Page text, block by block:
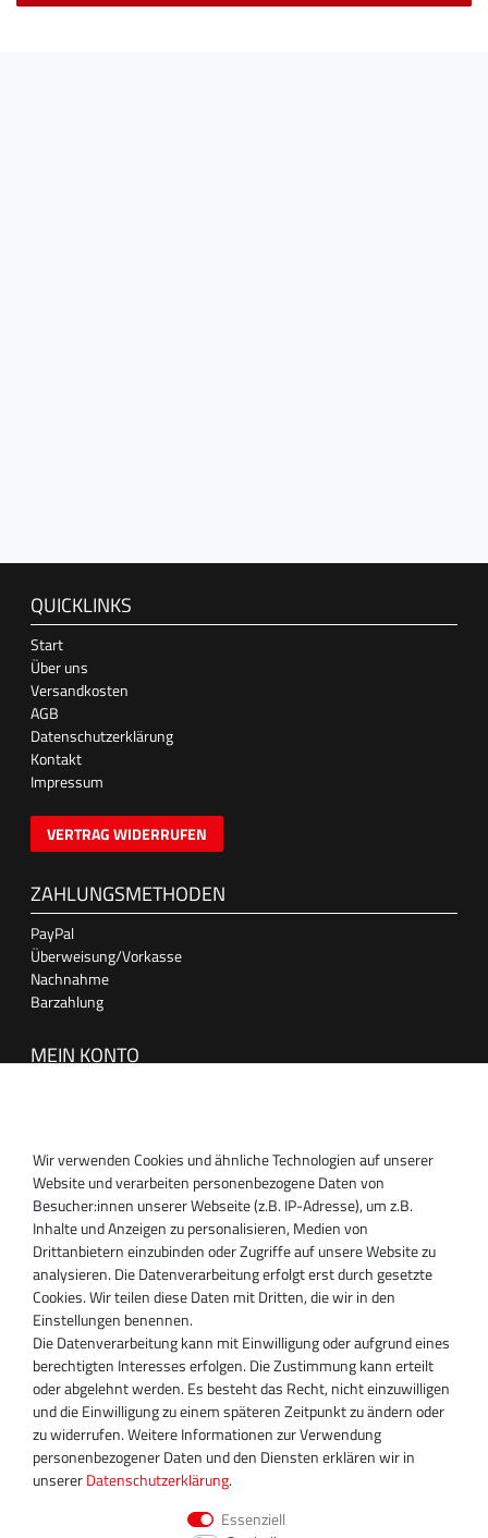
QUICKLINKS
Start
Über uns
Versandkosten
AGB
Datenschutzerklärung
Kontakt
Impressum
VERTRAG WIDERRUFEN
ZAHLUNGSMETHODEN
PayPal
Überweisung/Vorkasse
Nachnahme
Barzahlung
MEIN KONTO
SUPPORT
Inhaber:
Magnos Turbosystems GmbH
Miraustraße 27-29
D-13509 Berlin
+49 30 340 606 740
+49 30 340 606 740
+49 30 340 606 745
info@turboservice24.de
Aktuelle Öffnungszeiten
Mo-Fr: 08:00 Uhr - 18:00 Uhr
Sa: geschlossen
Wir verwenden Cookies und ähnliche Technologien auf unserer
Website und verarbeiten personenbezogene Daten von
Besucher:innen unserer Webseite (z.B. IP-Adresse), um z.B.
Inhalte und Anzeigen zu personalisieren, Medien von
Drittanbietern einzubinden oder Zugriffe auf unsere Website zu
analysieren. Die Datenverarbeitung erfolgt erst durch gesetzte
Cookies. Wir teilen diese Daten mit Dritten, die wir in den
Einstellungen benennen.
Die Datenverarbeitung kann mit Einwilligung oder aufgrund eines
berechtigten Interesses erfolgen. Die Zustimmung kann erteilt
oder abgelehnt werden. Es besteht das Recht, nicht einzuwilligen
und die Einwilligung zu einem späteren Zeitpunkt zu ändern oder
zu widerrufen. Weitere Informationen zur Verwendung
personenbezogener Daten und den Diensten erklären wir in
unsererDaten­schutz­erklärung.
Essenziell